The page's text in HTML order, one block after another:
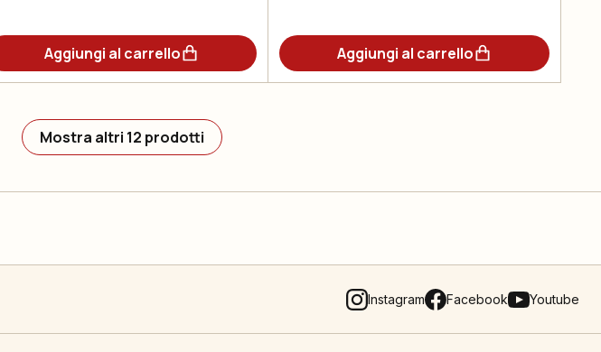
Aggiungi al carrello Aggiungi al carrello
Mostra altri 12 prodotti
Instagram Facebook Youtube